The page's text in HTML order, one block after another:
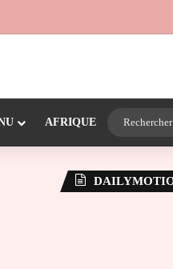
24heureinfo sur WhatsApp
(barre latérale)
AFRIQUE